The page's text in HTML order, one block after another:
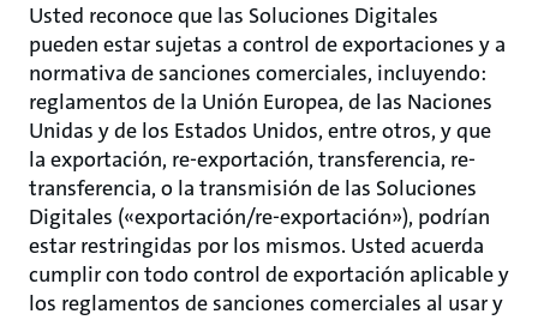
Usted reconoce que las Soluciones Digitales
pueden estar sujetas a control de exportaciones y a
normativa de sanciones comerciales, incluyendo:
reglamentos de la Unión Europea, de las Naciones
Unidas y de los Estados Unidos, entre otros, y que
la exportación, re-exportación, transferencia, re-
transferencia, o la transmisión de las Soluciones
Digitales («exportación/re-exportación»), podrían
estar restringidas por los mismos. Usted acuerda
cumplir con todo control de exportación aplicable y
los reglamentos de sanciones comerciales al usar y